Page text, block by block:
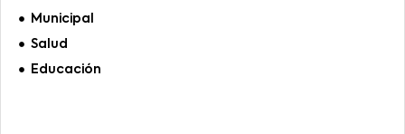
Municipal
Salud
Educación